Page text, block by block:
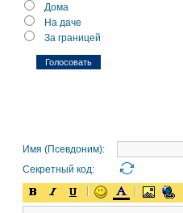
Дома
На даче
За границей
Имя (Псевдоним):
Секретный код: